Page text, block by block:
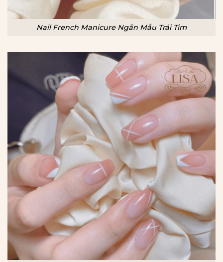
Nail French Manicure Ngắn Mẫu Trái Tim